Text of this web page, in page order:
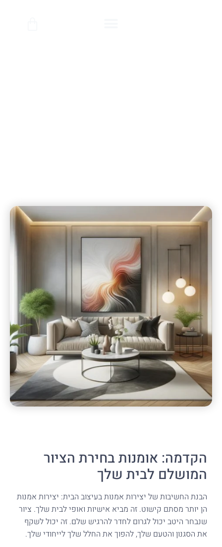
הקדמה: אומנות בחירת הציור
המושלם לבית שלך
הבנת החשיבות של יצירות אמנות בעיצוב הבית: יצירות אמנות
הן יותר מסתם קישוט. זה מביא אישיות ואופי לבית שלך. ציור
שנבחר היטב יכול לגרום לחדר להרגיש שלם. זה יכול לשקף
את הסגנון והטעם שלך, להפוך את החלל שלך לייחודי שלך.